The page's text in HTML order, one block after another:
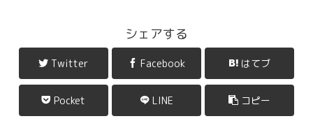
シェアする
Twitter Facebook はてブ
Pocket LINE コピー